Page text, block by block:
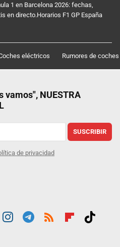
1 en Barcelona 2026: fechas,
en directo.Horarios F1 GP España
eléctricos Rumores de coches
vamos", NUESTRA
SUSCRIBIR
de privacidad